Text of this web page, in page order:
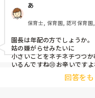
す。他の先生に見本で「こ
詰めていたら園長に「これ
ゃ渡せない。向きも揃えて
渡された人の気持ちを考え
分以内は正直無理です。
そういった感じで短めの時
ければ「本当は○時に終わ
れてるから、、」と言われま
あ
保育士, 保育園, 認可保育
園長は年配の方でしょうか。
姑の嫌がらせみたいに
小さいことをネチネチつつ
いるんですね😢お辛いです
回答を